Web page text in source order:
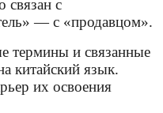
связан с
— с «продавцом».
термины и связанные
китайский язык.
их освоения